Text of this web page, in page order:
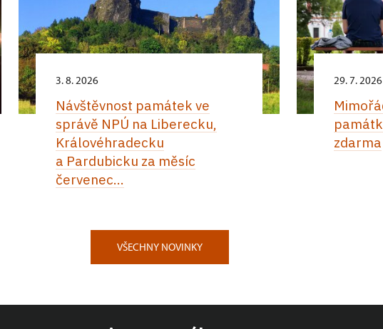
3. 8. 2026
Návštěvnost památek ve
správě NPÚ na Liberecku,
Královéhradecku
a Pardubicku za měsíc
červenec...
29. 7. 2026
zdarma
VŠECHNY NOVINKY